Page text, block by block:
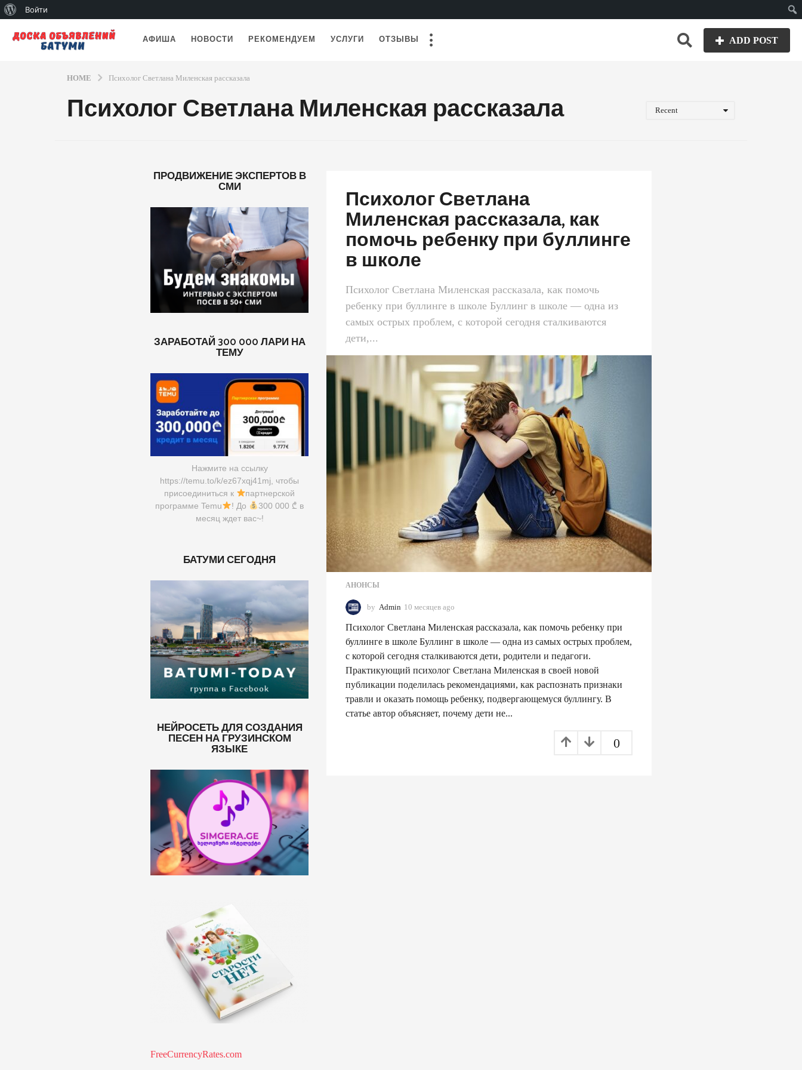
Войти
АФИША НОВОСТИ РЕКОМЕНДУЕМ УСЛУГИ ОТЗЫВЫ ADD POST
HOME Психолог Светлана Миленская рассказала
Психолог Светлана Миленская рассказала Recent
Психолог Светлана
Миленская рассказала, как
помочь ребенку при буллинге
в школе
Психолог Светлана Миленская рассказала, как помочь
ребенку при буллинге в школе Буллинг в школе — одна из
самых острых проблем, с которой сегодня сталкиваются
дети,...
АНОНСЫ
by Admin 10 месяцев ago
м
е
ц
е
в
Психолог Светлана Миленская рассказала, как помочь ребенку при
буллинге в школе Буллинг в школе — одна из самых острых проблем,
с которой сегодня сталкиваются дети, родители и педагоги.
Практикующий психолог Светлана Миленская в своей новой
публикации поделилась рекомендациями, как распознать признаки
травли и оказать помощь ребенку, подвергающемуся буллингу. В
статье автор объясняет, почему дети не...
0
ПРОДВИЖЕНИЕ ЭКСПЕРТОВ В
СМИ
ЗАРАБОТАЙ 300 000 ЛАРИ НА
ТЕМУ
Нажмите на ссылку
https://temu.to/k/ez67xqj41mj, чтобы
присоединиться к
партнерской
программе Temu
! До
300 000 ₾ в
месяц ждет вас~!
БАТУМИ СЕГОДНЯ
НЕЙРОСЕТЬ ДЛЯ СОЗДАНИЯ
ПЕСЕН НА ГРУЗИНСКОМ
ЯЗЫКЕ
FreeCurrencyRates.com